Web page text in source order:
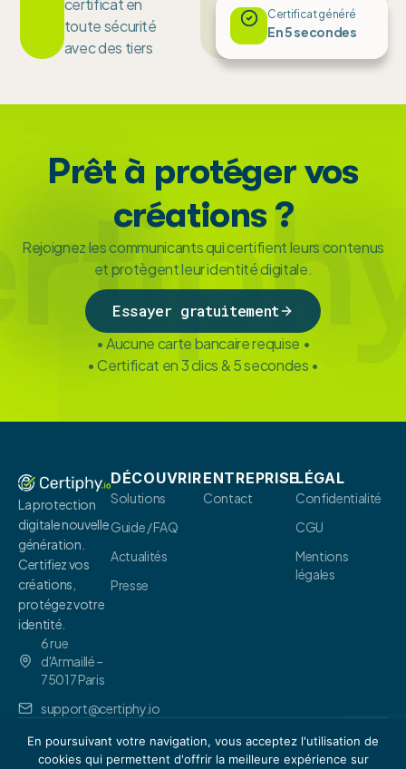
certificat en
toute sécurité
avec des tiers
Certificat généré
En 5 secondes
Prêt à protéger vos
créations ?
Rejoignez les communicants qui certifient leurs contenus
et protègent leur identité digitale.
Essayer gratuitement
• Aucune carte bancaire requise •
• Certificat en 3 clics & 5 secondes •
La protection
digitale nouvelle
génération.
Certifiez vos
créations,
protégez votre
identité.
6 rue
d'Armaillé –
75017 Paris
support@certiphy.io
DÉCOUVRIR
Solutions
Guide / FAQ
Actualités
Presse
ENTREPRISE
Contact
LÉGAL
Confidentialité
CGU
Mentions
légales
© 2026 Certiphy.io.-Allrights
En poursuivant votre navigation, vous acceptez l'utilisation de
cookies qui permettent d'offrir la meilleure expérience sur